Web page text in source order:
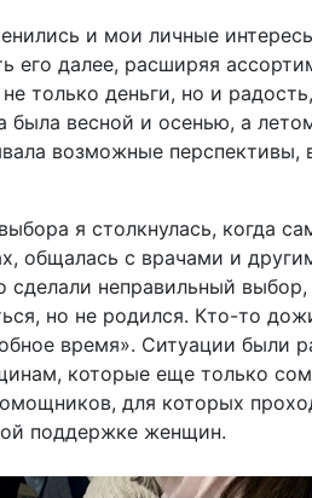
и мои личные
его далее, расширяя
только деньги, но и
была весной и осенью, а
возможные перспективы,
я столкнулась, когда
общалась с врачами и
неправильный
но не родился. Кто-то
время». Ситуации были
которые еще только
для которых
поддержке женщин.